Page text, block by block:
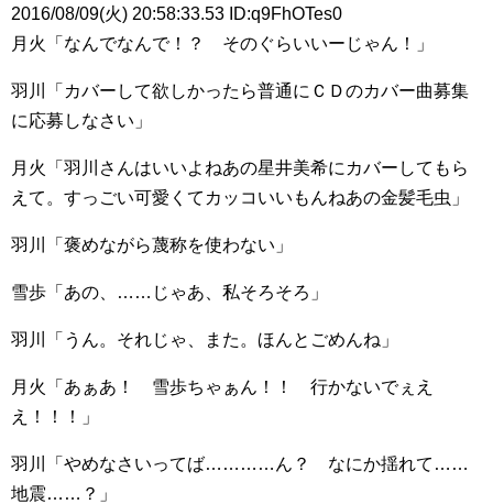
2016/08/09(火) 20:58:33.53 ID:q9FhOTes0
月火「なんでなんで！？ そのぐらいいーじゃん！」
羽川「カバーして欲しかったら普通にＣＤのカバー曲募集
に応募しなさい」
月火「羽川さんはいいよねあの星井美希にカバーしてもら
えて。すっごい可愛くてカッコいいもんねあの金髪毛虫」
羽川「褒めながら蔑称を使わない」
雪歩「あの、……じゃあ、私そろそろ」
羽川「うん。それじゃ、また。ほんとごめんね」
月火「あぁあ！ 雪歩ちゃぁん！！ 行かないでぇえ
え！！！」
羽川「やめなさいってば…………ん？ なにか揺れて……
地震……？」